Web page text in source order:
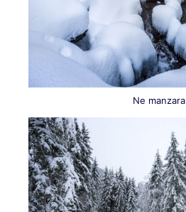
Ne manzara